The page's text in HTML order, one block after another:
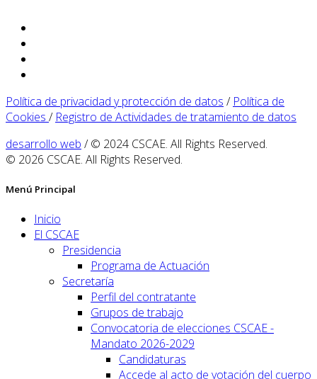
Política de privacidad y protección de datos / Política de
Cookies / Registro de Actividades de tratamiento de datos
desarrollo web / © 2024 CSCAE. All Rights Reserved.
© 2026 CSCAE. All Rights Reserved.
Menú Principal
Inicio
El CSCAE
Presidencia
Programa de Actuación
Secretaría
Perfil del contratante
Grupos de trabajo
Convocatoria de elecciones CSCAE -
Mandato 2026-2029
Candidaturas
Accede al acto de votación del cuerpo